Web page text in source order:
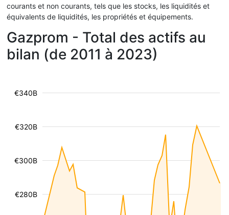
courants et non courants, tels que les stocks, les liquidités et
équivalents de liquidités, les propriétés et équipements.
Gazprom - Total des actifs au
bilan (de 2011 à 2023)
€280B
€300B
€320B
€340B